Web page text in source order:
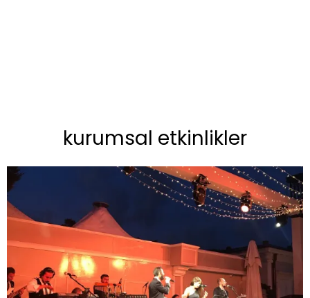
kurumsal etkinlikler